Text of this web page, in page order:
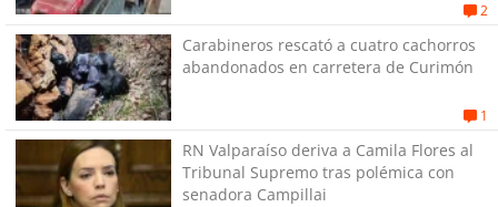
2
Carabineros rescató a cuatro cachorros
abandonados en carretera de Curimón
1
RN Valparaíso deriva a Camila Flores al
Tribunal Supremo tras polémica con
senadora Campillai